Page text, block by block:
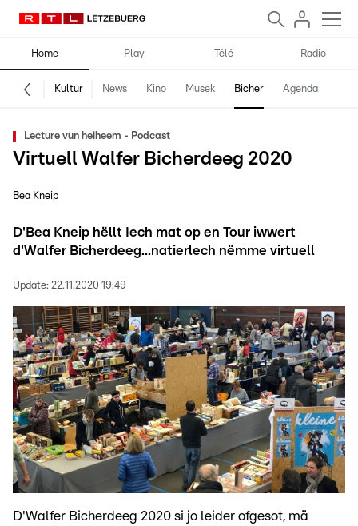
Home Play Télé Radio
Kultur News Kino Musek Bicher Agenda
Lecture vun heiheem - Podcast
Virtuell Walfer Bicherdeeg 2020
Bea Kneip
D'Bea Kneip hëllt Iech mat op en Tour iwwert
d'Walfer Bicherdeeg...natierlech nëmme virtuell
Update: 22.11.2020 19:49
D'Walfer Bicherdeeg 2020 si jo leider ofgesot, mä